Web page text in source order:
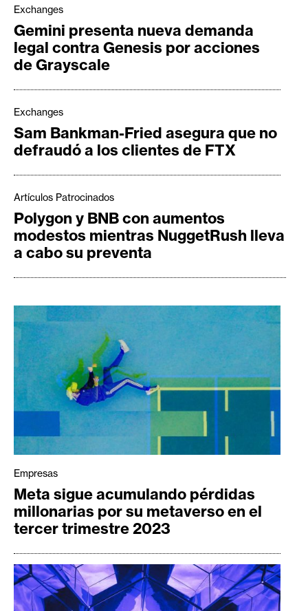
n
á
l
i
s
o
t
a
s
d
P
e
s
a
T
e
m
a
R
e
c
u
r
Exchanges
Gemini presenta nueva demanda
legal contra Genesis por acciones
de Grayscale
Exchanges
Sam Bankman-Fried asegura que no
defraudó a los clientes de FTX
Artículos Patrocinados
Polygon y BNB con aumentos
modestos mientras NuggetRush lleva
a cabo su preventa
Empresas
Meta sigue acumulando pérdidas
millonarias por su metaverso en el
tercer trimestre 2023